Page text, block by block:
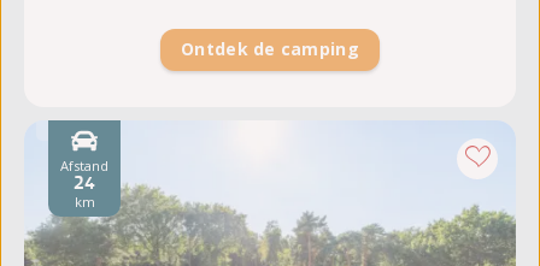
Ontdek de camping
Afstand
24
km